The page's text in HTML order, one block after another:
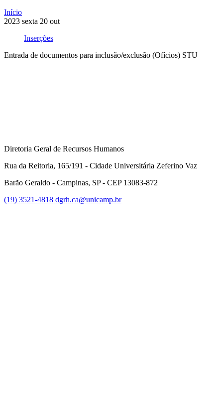
Início
2023 sexta 20 out
Inserções
Entrada de documentos para inclusão/exclusão (Ofícios) STU
Diretoria Geral de Recursos Humanos
Rua da Reitoria, 165/191 - Cidade Universitária Zeferino Vaz
Barão Geraldo - Campinas, SP - CEP 13083-872
(19) 3521-4818 dgrh.ca@unicamp.br